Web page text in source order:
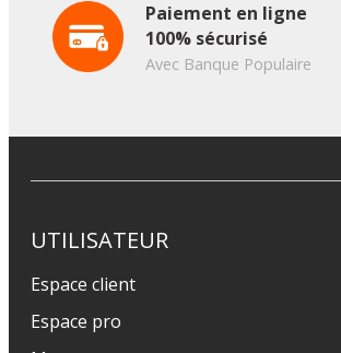
Paiement en ligne
100% sécurisé
Avec Banque Populaire
UTILISATEUR
Espace client
Espace pro